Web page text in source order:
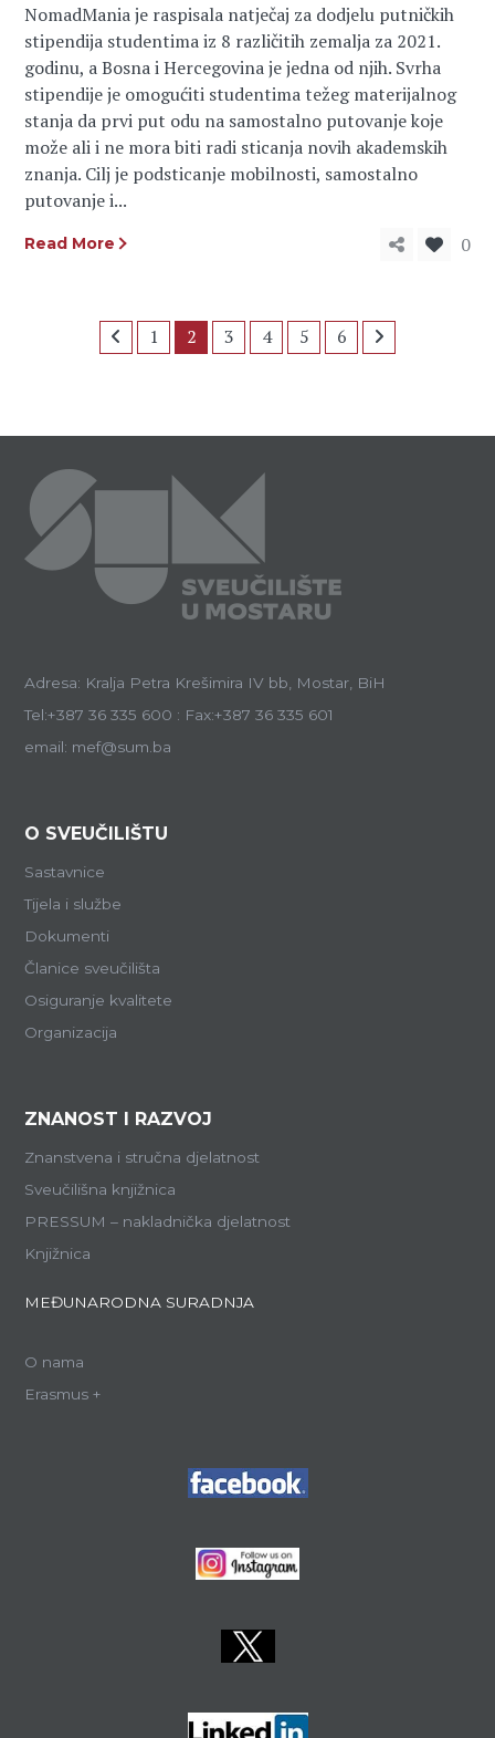
NomadMania je raspisala natječaj za dodjelu putničkih
stipendija studentima iz 8 različitih zemalja za 2021.
godinu, a Bosna i Hercegovina je jedna od njih. Svrha
stipendije je omogućiti studentima težeg materijalnog
stanja da prvi put odu na samostalno putovanje koje
može ali i ne mora biti radi sticanja novih akademskih
znanja. Cilj je podsticanje mobilnosti, samostalno
putovanje i...
Read More 0
1 2 3 4 5 6
Adresa: Kralja Petra Krešimira IV bb, Mostar, BiH
Tel:+387 36 335 600 : Fax:+387 36 335 601
email: mef@sum.ba
O SVEUČILIŠTU
Sastavnice
Tijela i službe
Dokumenti
Članice sveučilišta
Osiguranje kvalitete
Organizacija
ZNANOST I RAZVOJ
Znanstvena i stručna djelatnost
Sveučilišna knjižnica
PRESSUM – nakladnička djelatnost
Knjižnica
MEĐUNARODNA SURADNJA
O nama
Erasmus +